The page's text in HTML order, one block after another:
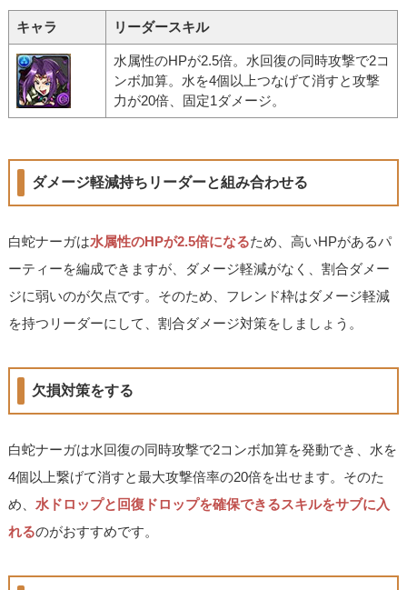
キャラ リーダースキル
水属性のHPが2.5倍。水回復の同時攻撃で2コ
ンボ加算。水を4個以上つなげて消すと攻撃
力が20倍、固定1ダメージ。
ダメージ軽減持ちリーダーと組み合わせる
白蛇ナーガは水属性のHPが2.5倍になるため、高いHPがあるパ
ーティーを編成できますが、ダメージ軽減がなく、割合ダメー
ジに弱いのが欠点です。そのため、フレンド枠はダメージ軽減
を持つリーダーにして、割合ダメージ対策をしましょう。
欠損対策をする
白蛇ナーガは水回復の同時攻撃で2コンボ加算を発動でき、水を
4個以上繋げて消すと最大攻撃倍率の20倍を出せます。そのた
め、 水ドロップと回復ドロップを確保できるスキルをサブに入
れるのがおすすめです。